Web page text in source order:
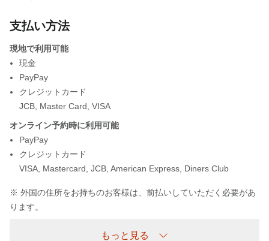
支払い方法
現地で利用可能
現金
PayPay
クレジットカード
JCB Master Card VISA
オンライン予約時に利用可能
PayPay
クレジットカード
VISA Mastercard JCB American Express Diners Club
※ 外国の住所をお持ちのお客様は、前払いしていただく必要があ
ります。
もっと見る